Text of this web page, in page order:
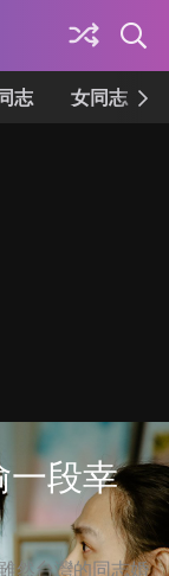
志 女同志
一段幸
然台灣的同志婚